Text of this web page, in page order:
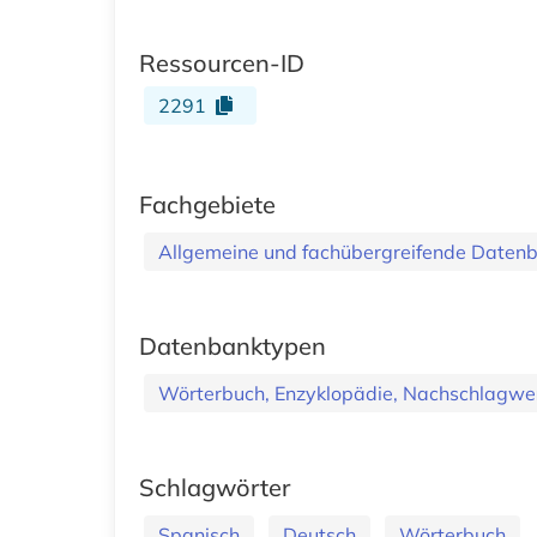
Ressourcen-ID
2291
Fachgebiete
Allgemeine und fachübergreifende
Datenbanktypen
Wörterbuch, Enzyklopädie,
Schlagwörter